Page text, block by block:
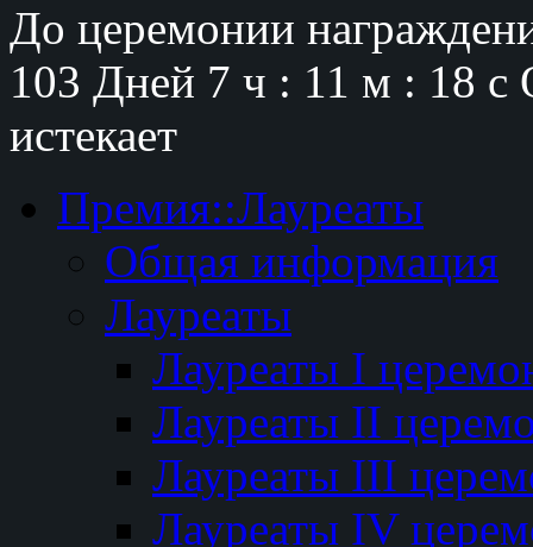
До церемонии
103 Дней 7 ч : 11 м : 17 с
истекает
Премия::Лауреаты
Общая информация
Лауреаты
Лауреаты I
Лауреаты II
Лауреаты III
Лауреаты IV